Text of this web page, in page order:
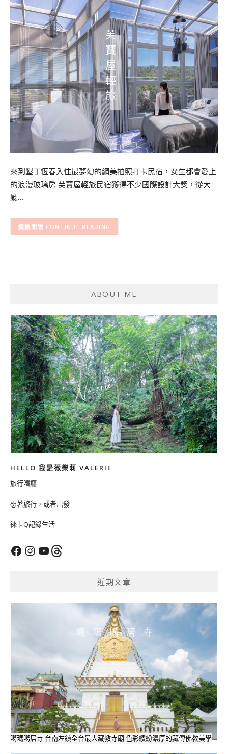
來到墾丁恆春入住最夢幻的網美拍照打卡民宿，女生都會愛上
的浪漫玻璃房 芙寶屋輕旅民宿獲得不少國際設計大獎，從大
廳…
CONTINUE READING
ABOUT ME
HELLO 我是薇樂莉 VALERIE
旅行嗜癮
想著旅行，或者出發
徠卡Q記錄生活
FacebookInstagram
YouTubeThreads
近期文章
噶瑪噶居寺 台南左鎮全台最大藏教寺廟 色彩繽紛濃厚的藏傳佛教美學